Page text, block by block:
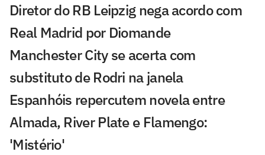
Diretor do RB Leipzig nega acordo com
Real Madrid por Diomande
Manchester City se acerta com
substituto de Rodri na janela
Espanhóis repercutem novela entre
Almada, River Plate e Flamengo:
'Mistério'